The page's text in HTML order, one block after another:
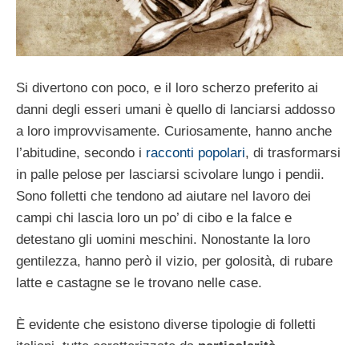
Si divertono con poco, e il loro scherzo preferito ai
danni degli esseri umani è quello di lanciarsi addosso
a loro improvvisamente. Curiosamente, hanno anche
l’abitudine, secondo i racconti popolari, di trasformarsi
in palle pelose per lasciarsi scivolare lungo i pendii.
Sono folletti che tendono ad aiutare nel lavoro dei
campi chi lascia loro un po’ di cibo e la falce e
detestano gli uomini meschini. Nonostante la loro
gentilezza, hanno però il vizio, per golosità, di rubare
latte e castagne se le trovano nelle case.
È evidente che esistono diverse tipologie di folletti